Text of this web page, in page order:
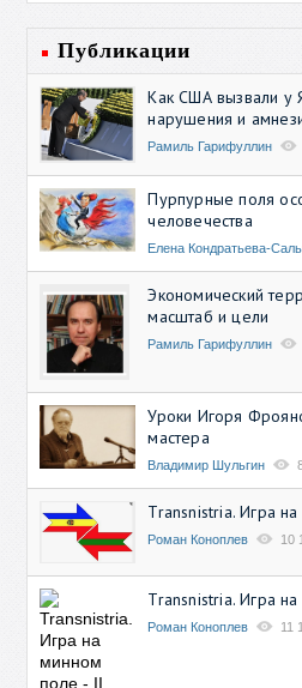
Публикации
Как США вызвали у
нарушения и
Рамиль Гарифуллин
Пурпурные поля
человечества
Елена Кондратьева-
Экономический
масштаб и цели
Рамиль Гарифуллин
Уроки Игоря
мастера
Владимир Шульгин
Transnistria. Игра
Роман Коноплев 10
Transnistria. Игра
Роман Коноплев 11